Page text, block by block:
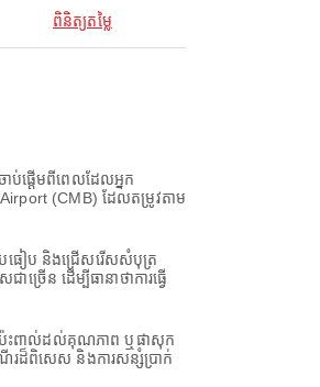
ពិនិត្យតម្លៃ
ប់ផ្តើមពីពេលដែលអ្នក
(CMB) ដែលតម្រូវតាម
បធៀប និងជ្រើសរើសសំបុត្រ
ើន ដើម្បីធានាថាការធ្វើ
មិនប៉ះពាល់ដល់គុណភាព ឬផាសុក
រដ៏ពិសេស និងការសន្សំប្រាក់